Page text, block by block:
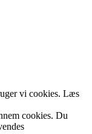
vi cookies. Læs
cookies. Du